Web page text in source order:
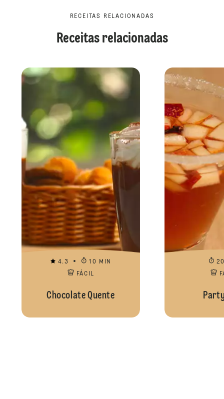
RECEITAS RELACIONADAS
Receitas relacionadas
4.3
10 MIN
FÁCIL
Chocolate Quente